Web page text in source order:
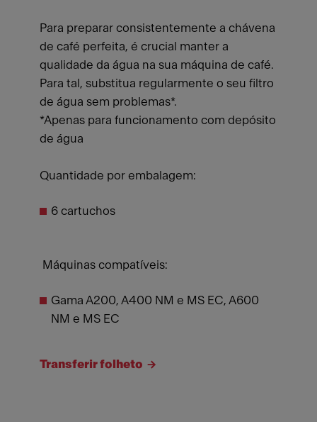
Para preparar consistentemente a chávena
de café perfeita, é crucial manter a
qualidade da água na sua máquina de café.
Para tal, substitua regularmente o seu filtro
de água sem problemas*.
*Apenas para funcionamento com depósito
de água
Quantidade por embalagem:
6 cartuchos
Máquinas compatíveis:
Gama A200, A400 NM e MS EC, A600
NM e MS EC
Transferir folheto